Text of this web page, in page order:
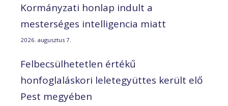
Kormányzati honlap indult a
mesterséges intelligencia miatt
2026. augusztus 7.
Felbecsülhetetlen értékű
honfoglaláskori leletegyüttes került elő
Pest megyében